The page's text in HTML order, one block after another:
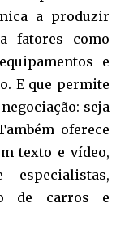
a produzir
fatores como
e
E que permite
seja
oferece
texto e vídeo,
de carros e